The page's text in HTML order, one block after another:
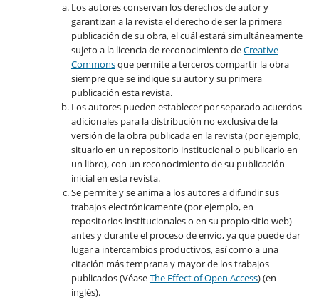
Los autores conservan los derechos de autor y
garantizan a la revista el derecho de ser la primera
publicación de su obra, el cuál estará simultáneamente
sujeto a la licencia de reconocimiento deCreative
Commonsque permite a terceros compartir la obra
siempre que se indique su autor y su primera
publicación esta revista.
Los autores pueden establecer por separado acuerdos
adicionales para la distribución no exclusiva de la
versión de la obra publicada en la revista (por ejemplo,
situarlo en un repositorio institucional o publicarlo en
un libro), con un reconocimiento de su publicación
inicial en esta revista.
Se permite y se anima a los autores a difundir sus
trabajos electrónicamente (por ejemplo, en
repositorios institucionales o en su propio sitio web)
antes y durante el proceso de envío, ya que puede dar
lugar a intercambios productivos, así como a una
citación más temprana y mayor de los trabajos
publicados (VéaseThe Effect of Open Access) (en
inglés).